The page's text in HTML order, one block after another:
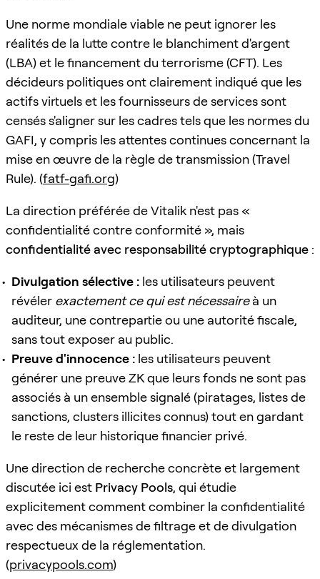
Une norme mondiale viable ne peut ignorer les
réalités de la lutte contre le blanchiment d'argent
(LBA) et le financement du terrorisme (CFT). Les
décideurs politiques ont clairement indiqué que les
actifs virtuels et les fournisseurs de services sont
censés s'aligner sur les cadres tels que les normes du
GAFI, y compris les attentes continues concernant la
mise en œuvre de la règle de transmission (Travel
Rule). (fatf-gafi.org)
La direction préférée de Vitalik n'est pas «
confidentialité contre conformité », mais
confidentialité avec responsabilité cryptographique :
Divulgation sélective : les utilisateurs peuvent
révéler exactement ce qui est nécessaireà un
auditeur, une contrepartie ou une autorité fiscale,
sans tout exposer au public.
Preuve d'innocence : les utilisateurs peuvent
générer une preuve ZK que leurs fonds ne sont pas
associés à un ensemble signalé (piratages, listes de
sanctions, clusters illicites connus) tout en gardant
le reste de leur historique financier privé.
Une direction de recherche concrète et largement
discutée ici est Privacy Pools, qui étudie
explicitement comment combiner la confidentialité
avec des mécanismes de filtrage et de divulgation
respectueux de la réglementation.
(privacypools.com)